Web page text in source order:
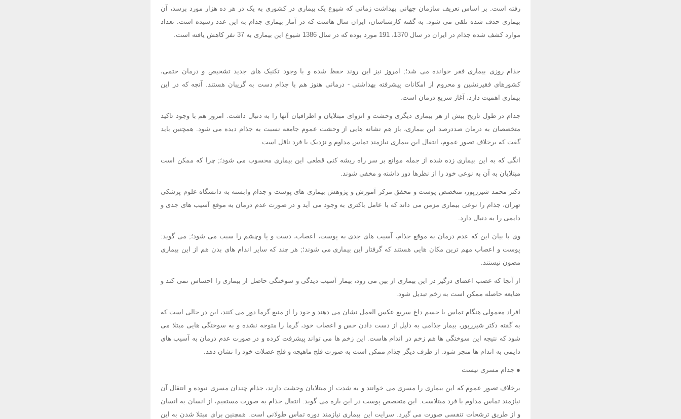
رفته است. بر اساس تعریف سازمان جهانی بهداشت زمانی که شیوع یک بیماری در کشوری به یک در هر ده هزار مورد برسد، آن
بیماری حذف شده تلقی می شود. به گفته کارشناسان، ایران سال هاست که در آمار بیماری جذام به این عدد رسیده است. تعداد
موارد کشف شده جذام در ایران در سال 1370، 191 مورد بوده که در سال 1386 شیوع این بیماری به 37 نفر کاهش یافته است.
جذام روزی بیماری فقر خوانده می شد؛; امروز نیز این روند حفظ شده و با وجود تکنیک های جدید تشخیص و درمان حتمی،
کشورهای فقیرنشین و محروم از امکانات پیشرفته بهداشتی - درمانی هنوز هم با جذام دست به گریبان هستند. آنچه که در این
بیماری اهمیت دارد، آغاز سریع درمان است.
جذام در طول تاریخ بیش از هر بیماری دیگری وحشت و انزوای مبتلایان و اطرافیان آنها را به دنبال داشت. امروز هم با وجود تاکید
متخصصان به درمان صددرصد این بیماری، باز هم نشانه هایی از وحشت عموم جامعه نسبت به جذام دیده می شود. همچنین باید
گفت که برخلاف تصور عموم، انتقال این بیماری نیازمند تماس مداوم و نزدیک با فرد ناقل است.
انگی که به این بیماری زده شده از جمله موانع بر سر راه ریشه کنی قطعی این بیماری محسوب می شود؛; چرا که ممکن است
مبتلایان به آن به نوعی خود را از نظرها دور داشته و مخفی شوند.
دکتر محمد شیزرپور، متخصص پوست و محقق مرکز آموزش و پژوهش بیماری های پوست و جذام وابسته به دانشگاه علوم پزشکی
تهران، جذام را نوعی بیماری مزمن می داند که با عامل باکتری به وجود می آید و در صورت عدم درمان به موقع آسیب های جدی و
دایمی را به دنبال دارد.
وی با بیان این که عدم درمان به موقع جذام، آسیب های جدی به پوست، اعصاب، دست و پا وچشم را سبب می شود؛; می گوید:
پوست و اعصاب مهم ترین مکان هایی هستند که گرفتار این بیماری می شوند؛; هر چند که سایر اندام های بدن هم از این بیماری
مصون نیستند.
از آنجا که عصب اعضای درگیر در این بیماری از بین می رود، بیمار آسیب دیدگی و سوختگی حاصل از بیماری را احساس نمی کند و
ضایعه حاصله ممکن است به زخم تبدیل شود.
افراد معمولی هنگام تماس با جسم داغ سریع عکس العمل نشان می دهند و خود را از منبع گرما دور می کنند، این در حالی است که
به گفته دکتر شیزرپور، بیمار جذامی به دلیل از دست دادن حس و اعصاب خود، گرما را متوجه نشده و به سوختگی هایی مبتلا می
شود که نتیجه این سوختگی ها هم زخم در اندام هاست. این زخم ها می تواند پیشرفت کرده و در صورت عدم درمان به آسیب های
دایمی به اندام ها منجر شود. از طرف دیگر جذام ممکن است به صورت فلج ماهیچه و فلج عضلات خود را نشان دهد.
● جذام مسری نیست
برخلاف تصور عموم که این بیماری را مسری می خوانند و به شدت از مبتلایان وحشت دارند، جذام چندان مسری نبوده و انتقال آن
نیازمند تماس مداوم با فرد مبتلاست. این متخصص پوست در این باره می گوید: انتقال جذام به صورت مستقیم، از انسان به انسان
و از طریق ترشحات تنفسی صورت می گیرد. سرایت این بیماری نیازمند دوره تماس طولانی است. همچنین برای مبتلا شدن به این